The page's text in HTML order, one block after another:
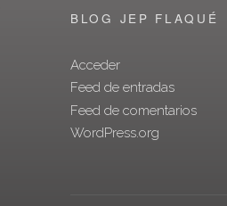
BLOG JEP FLAQUÉ
Acceder
Feed de entradas
Feed de comentarios
WordPress.org